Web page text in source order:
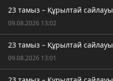
23 тамыз – Құрылтай сайлауы
09.08.2026 13:02
23 тамыз – Құрылтай сайлауы
09.08.2026 13:01